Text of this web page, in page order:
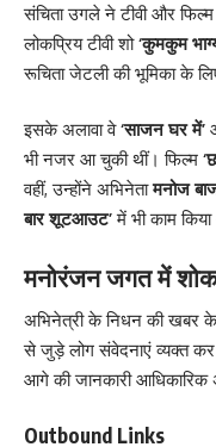
संचिता उगले ने टीवी और
लोकप्रिय टीवी शो‘कुमकुम
रूचिता जेटली की भूमिका के
इसके अलावा वे‘साजन घर में’
भी नजर आ चुकी थीं। फिल्म
वहीं, उन्होंने अभिनेतामनोज
बार शूटआउट’में भी काम किया
मनोरंजन जगत में
अभिनेत्री के निधन की खबर
से जुड़े लोग संवेदनाएं व्यक्त कर
आगे की जानकारी
Outbound Links